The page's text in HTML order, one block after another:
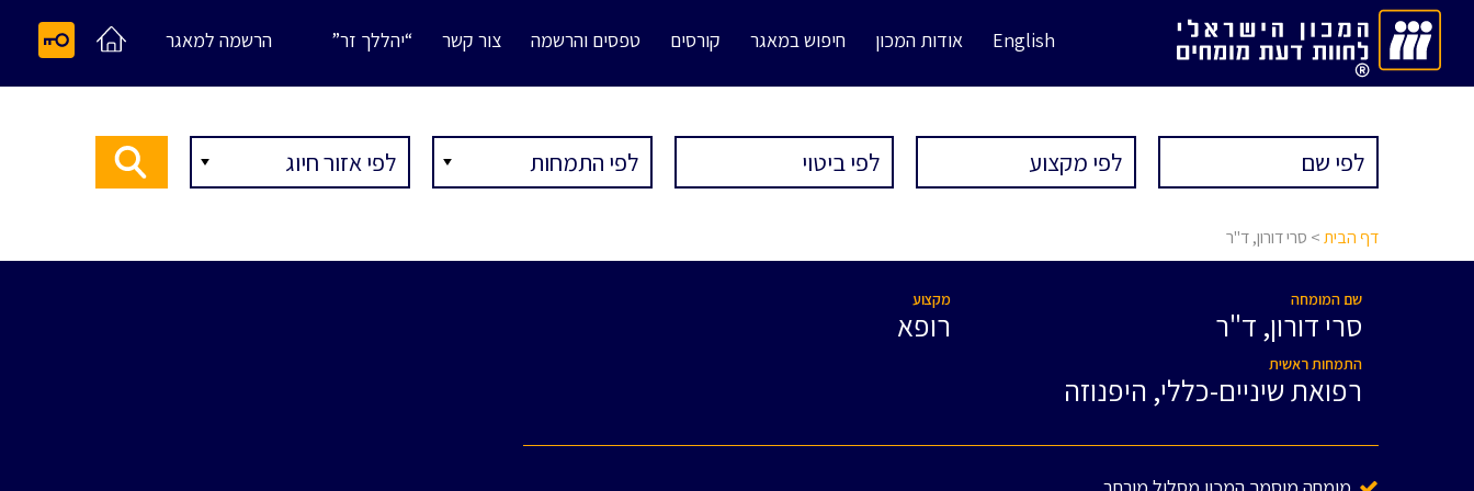
English אודות המכון חיפוש במאגר קורסים טפסים והרשמה צור קשר “יהללך זר” הרשמה למאגר
דף הבית> סרי דורון, ד"ר
שם המומחה
סרי דורון, ד"ר
התמחות ראשית
רפואת שיניים-כללי, היפנוזה
מקצוע
רופא